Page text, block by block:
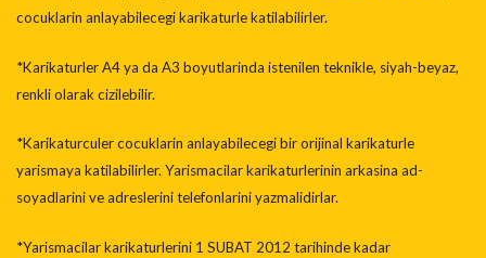
cocuklarin anlayabilecegi karikaturle katilabilirler.
*Karikaturler A4 ya da A3 boyutlarinda istenilen teknikle, siyah-beyaz,
renkli olarak cizilebilir.
*Karikaturculer cocuklarin anlayabilecegi bir orijinal karikaturle
yarismaya katilabilirler. Yarismacilar karikaturlerinin arkasina ad-
soyadlarini ve adreslerini telefonlarini yazmalidirlar.
*Yarismacilar karikaturlerini 1 SUBAT 2012 tarihinde kadar